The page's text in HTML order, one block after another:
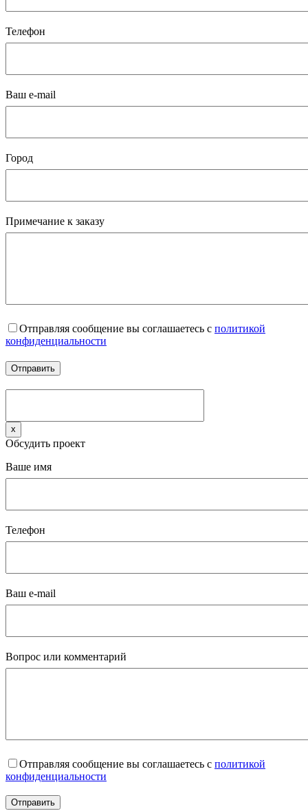
Телефон
Ваш e-mail
Город
Примечание к заказу
Отправляя сообщение вы соглашаетесь с политикой
конфиденциальности
x
Обсудить проект
Ваше имя
Телефон
Ваш e-mail
Вопрос или комментарий
Отправляя сообщение вы соглашаетесь с политикой
конфиденциальности